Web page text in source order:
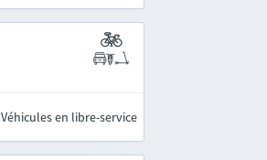
Véhicules en libre-service